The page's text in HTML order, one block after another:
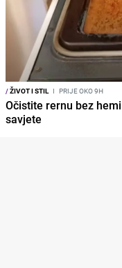
/ŽIVOT I STIL I PRIJE OKO 9H
Očistite rernu bez
savjete